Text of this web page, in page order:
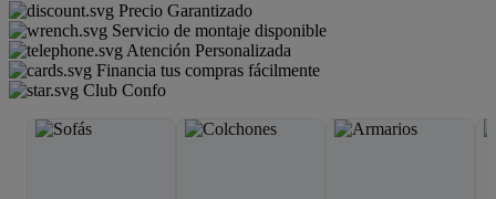
Precio Garantizado
Servicio de montaje disponible
Atención Personalizada
Financia tus compras fácilmente
Club Confo